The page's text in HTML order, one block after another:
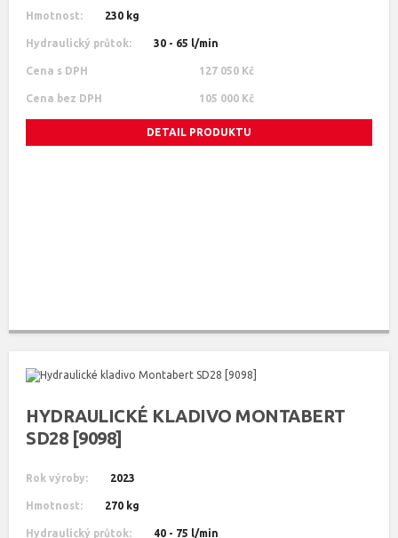
Hmotnost: 230 kg
Hydraulický průtok: 30 - 65 l/min
Cena s DPH 127 050 Kč
Cena bez DPH 105 000 Kč
DETAIL PRODUKTU
HYDRAULICKÉ KLADIVO MONTABERT
SD28 [9098]
Rok výroby: 2023
Hmotnost: 270 kg
Hydraulický průtok: 40 - 75 l/min